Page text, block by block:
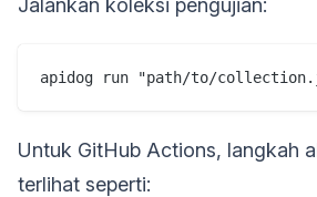
Jalankan koleksi pengujian:
Untuk GitHub Actions, langkah
terlihat seperti: